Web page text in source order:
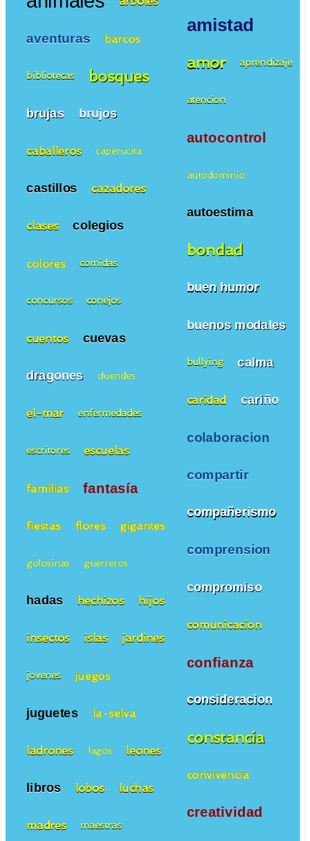
amistad
amor aprendizaje
atencion
autocontrol
autodominio
autoestima
bondad
buen humor
buenos modales
bullying calma
caridad cariño
colaboracion
compartir
compañerismo
comprension
compromiso
comunicacion
confianza
consideracion
constancia
convivencia
creatividad
aventuras barcos
bibliotecas bosques
brujas brujos
caballeros caperucita
castillos cazadores
clases colegios
colores comidas
concursos conejos
cuentos cuevas
dragones duendes
el-mar enfermedades
escritores escuelas
familias fantasía
fiestas flores gigantes
golosinas guerreros
hadas hechizos hijos
insectos islas jardines
jovenes juegos
juguetes la-selva
ladrones lagos leones
libros lobos luchas
madres maestras